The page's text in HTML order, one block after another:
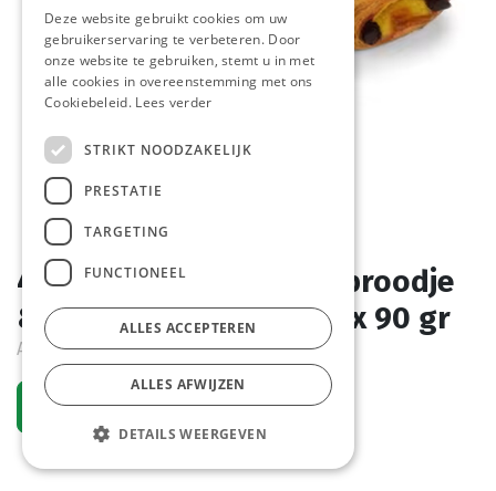
4206 Chocolade Crèmebroodje
& Boter La Lorraine 80 x 90 gr
Actief
Vraag een account aan
Deze website gebruikt cookies om uw
gebruikerservaring te verbeteren. Door
onze website te gebruiken, stemt u in met
alle cookies in overeenstemming met ons
Cookiebeleid. Lees verder
STRIKT NOODZAKELIJK
PRESTATIE
TARGETING
FUNCTIONEEL
ALLES ACCEPTEREN
ALLES AFWIJZEN
DETAILS WEERGEVEN